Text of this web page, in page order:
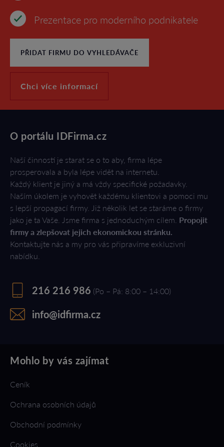
Prezentace pro moderního podnikatele
PŘIDAT FIRMU DO VYHLEDÁVAČE
Chci více informací
O portálu IDFirma.cz
Naší činností je starat se o to aby, firma lépe
prosperovala a byla lépe vidět na internetu.
Každý klient je jiný a má vždy specifické požadavky.
Naším úkolem je vyhovět každému klientovi a pomoci mu
s lepší propagací firmy. Již několik let se staráme o firmy
jako je ta Vaše. Jsme firma s jednoduchým cílem. Propojit
firmy a zlepšovat jejich ekonomickou stránku.
Kontaktujte nás a my pro vás připravíme exkluzivní
nabídku.
216 216 986 (Po – Pá: 8:00 – 14:00)
info@idfirma.cz
Mohlo by vás zajímat
Ceník
Ochrana osobních údajů
Obchodní podmínky
Cookies